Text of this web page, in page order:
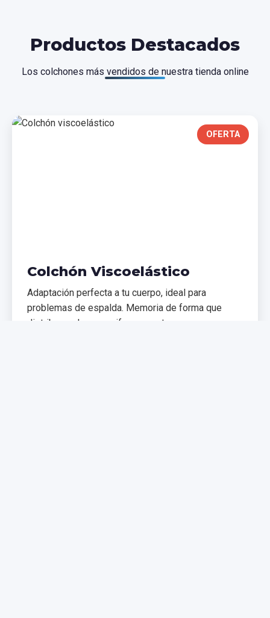
Productos Destacados
Los colchones más vendidos de nuestra tienda online
OFERTA
Colchón Viscoelástico
Adaptación perfecta a tu cuerpo, ideal para
problemas de espalda. Memoria de forma que
distribuye el peso uniformemente.